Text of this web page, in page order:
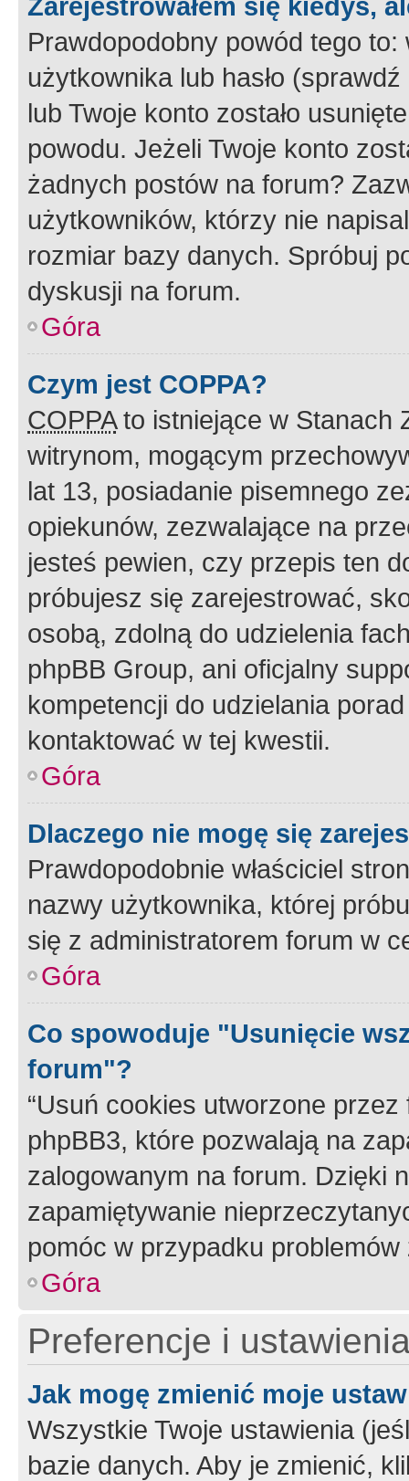
Prawdopodobny powód tego to:
użytkownika lub hasło
lub Twoje konto zostało
powodu. Jeżeli Twoje konto
żadnych postów na forum?
użytkowników, którzy nie
rozmiar bazy danych. Spróbuj
dyskusji na forum.
Góra
Czym jest COPPA?
COPPAto istniejące w Stanach
witrynom, mogącym
lat 13, posiadanie pisemnego
opiekunów, zezwalające na
jesteś pewien, czy przepis ten
próbujesz się zarejestrować,
osobą, zdolną do udzielenia
phpBB Group, ani oficjalny
kompetencji do udzielania
kontaktować w tej kwestii.
Góra
Dlaczego nie mogę się
Prawdopodobnie właściciel
nazwy użytkownika, której
się z administratorem forum w
Góra
Co spowoduje "Usunięcie
forum"?
“Usuń cookies utworzone
phpBB3, które pozwalają na
zalogowanym na forum. Dzięki
zapamiętywanie
pomóc w przypadku
Góra
Preferencje i
Jak mogę zmienić moje
Wszystkie Twoje ustawienia
bazie danych. Aby je zmienić,